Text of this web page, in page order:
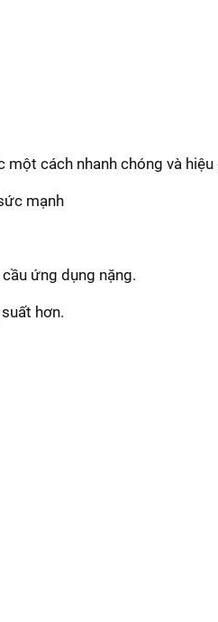
cách nhanh chóng và hiệu
mạnh
ứng dụng nặng.
hơn.